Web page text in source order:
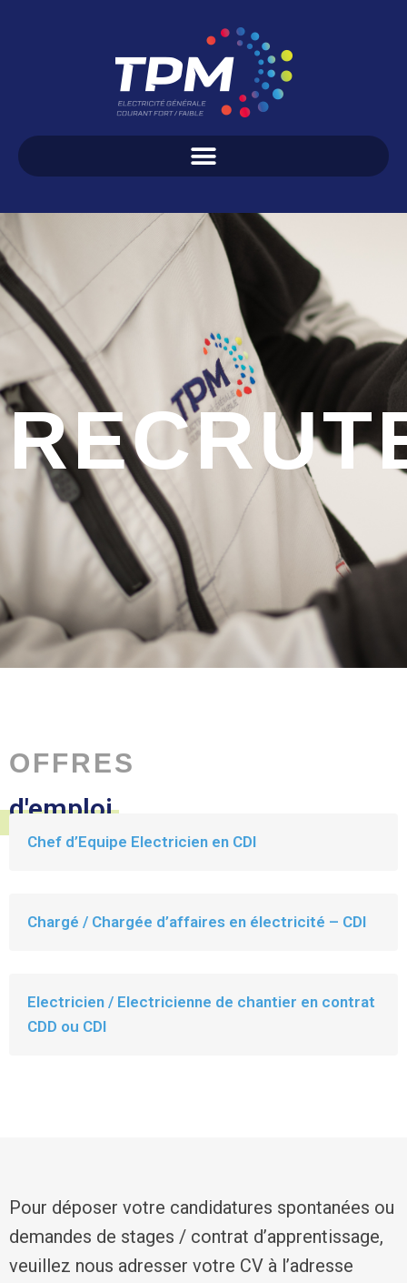
OFFRES
d'emploi
Chef d’Equipe Electricien en CDI
Chargé / Chargée d’affaires en électricité – CDI
Electricien / Electricienne de chantier en contrat
CDD ou CDI
Pour déposer votre candidatures spontanées ou
demandes de stages / contrat d’apprentissage,
veuillez nous adresser votre CV à l’adresse